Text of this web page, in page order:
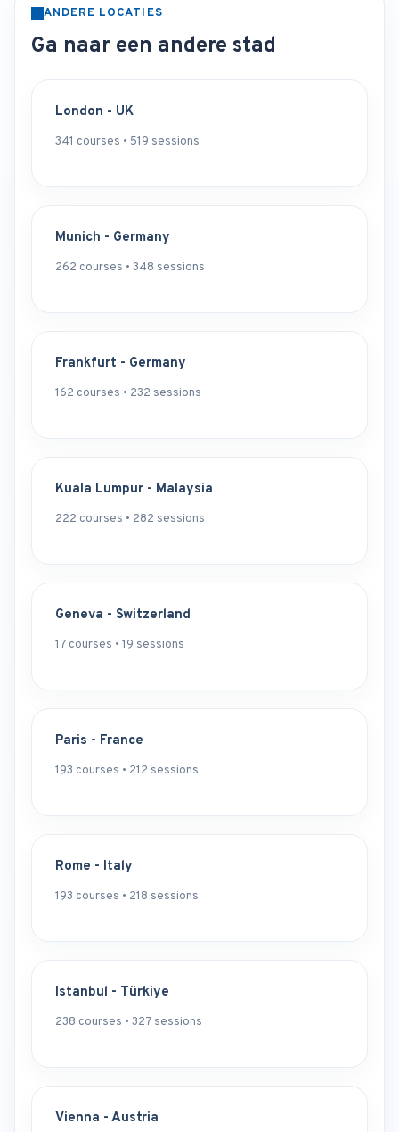
ANDERE LOCATIES
Ga naar een andere stad
London - UK
341 courses • 519 sessions
Munich - Germany
262 courses • 348 sessions
Frankfurt - Germany
162 courses • 232 sessions
Kuala Lumpur - Malaysia
222 courses • 282 sessions
Geneva - Switzerland
17 courses • 19 sessions
Paris - France
193 courses • 212 sessions
Rome - Italy
193 courses • 218 sessions
Istanbul - Türkiye
238 courses • 327 sessions
Vienna - Austria